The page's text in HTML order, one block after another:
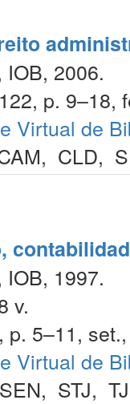
2006.
p. 9–18,
Virtual de
, CLD,
1997.
v.
5–11,
Virtual de
SEN, STJ,